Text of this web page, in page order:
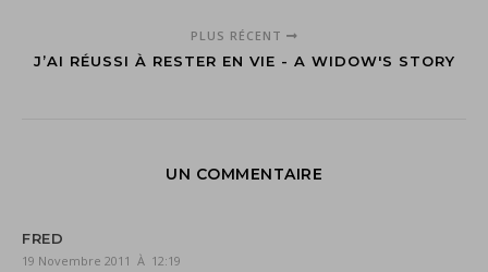
PLUS RÉCENT
J’AI RÉUSSI À RESTER EN VIE - A WIDOW'S STORY
UN COMMENTAIRE
FRED
19 Novembre 2011 À 12:19